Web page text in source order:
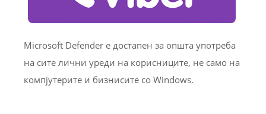
Microsoft Defender е достапен за општа употреба
на сите лични уреди на корисниците, не само на
компјутерите и бизнисите со Windows.